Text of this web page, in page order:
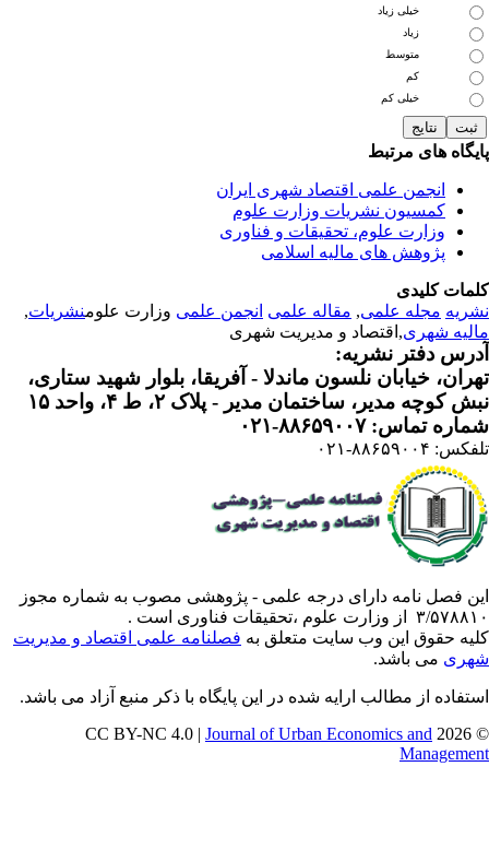
خیلی زیاد
زیاد
متوسط
خیلی کم
های مرتبط
انجمن علمی اقتصاد شهری ایران
کمسیون نشریات وزارت علوم
وزارت علوم، تحقیقات و فناوری
پژوهش های مالیه اسلامی
کلیدی
مجله علمی, مقاله علمی انجمن علمیوزارت علومنشریات,
شهری ,اقتصاد و مدیریت شهری
دفتر نشریه:
خیابان نلسون ماندلا - آفریقا، بلوار شهید ستاری،
کوچه مدیر، ساختمان مدیر - پلاک ۲، ط ۴، واحد ۱۵
تماس: ۸۸۶۵۹۰۰۷-۰۲۱
۸۸۶۵۹۰۰۴-۰۲۱
فصل نامه دارای درجه علمی - پژوهشی مصوب به شماره مجوز
وزارت علوم ،تحقیقات فناوری است .
حقوق این وب سایت متعلق بهفصلنامه علمی اقتصاد و مدیریت
می باشد.
از مطالب ارایه شده در این پایگاه با ذکر منبع آزاد می باشد.
©
Journal of Urban Economics and